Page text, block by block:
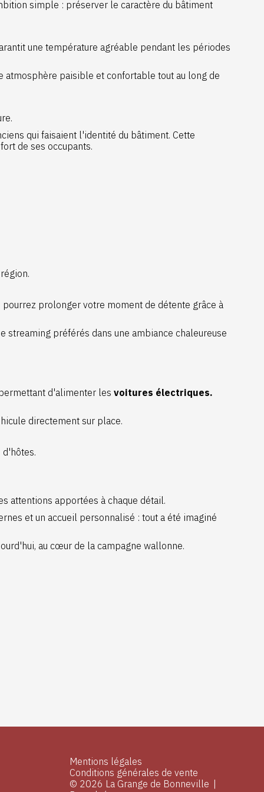
simple : préserver le caractère du bâtiment
une température agréable pendant les périodes
atmosphère paisible et confortable tout au long de
qui faisaient l'identité du bâtiment. Cette
de ses occupants.
prolonger votre moment de détente grâce à
streaming préférés dans une ambiance chaleureuse
d'alimenter les voitures électriques.
directement sur place.
attentions apportées à chaque détail.
et un accueil personnalisé : tout a été imaginé
au cœur de la campagne wallonne.
Mentions légales
Conditions générales de vente
© 2026 La Grange de Bonneville |